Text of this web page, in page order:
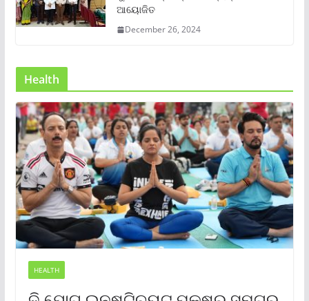
ଆୟୋଜିତ
December 26, 2024
Health
HEALTH